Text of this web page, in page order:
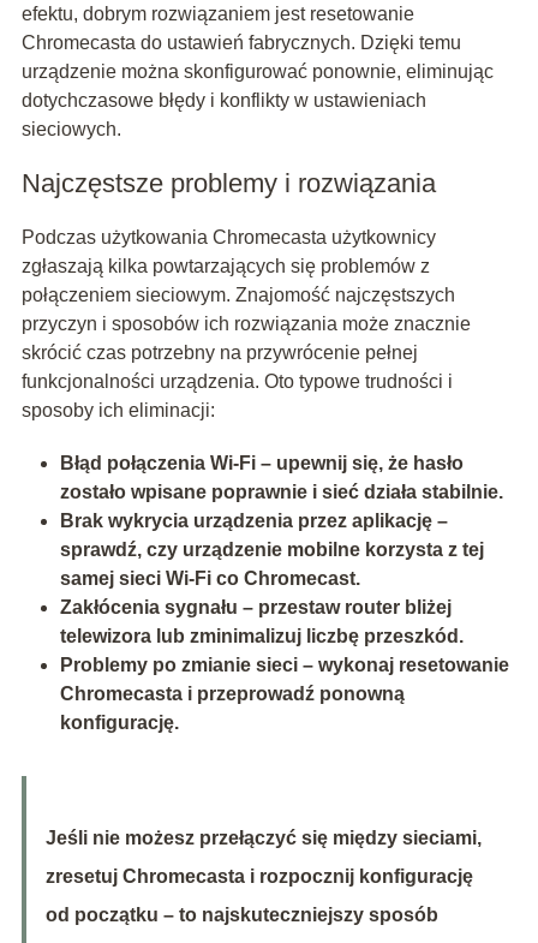
efektu, dobrym rozwiązaniem jest resetowanie
Chromecasta do ustawień fabrycznych. Dzięki temu
urządzenie można skonfigurować ponownie, eliminując
dotychczasowe błędy i konflikty w ustawieniach
sieciowych.
Najczęstsze problemy i rozwiązania
Podczas użytkowania Chromecasta użytkownicy
zgłaszają kilka powtarzających się problemów z
połączeniem sieciowym. Znajomość najczęstszych
przyczyn i sposobów ich rozwiązania może znacznie
skrócić czas potrzebny na przywrócenie pełnej
funkcjonalności urządzenia. Oto typowe trudności i
sposoby ich eliminacji:
Błąd połączenia Wi-Fi – upewnij się, że hasło
zostało wpisane poprawnie i sieć działa stabilnie.
Brak wykrycia urządzenia przez aplikację –
sprawdź, czy urządzenie mobilne korzysta z tej
samej sieci Wi-Fi co Chromecast.
Zakłócenia sygnału – przestaw router bliżej
telewizora lub zminimalizuj liczbę przeszkód.
Problemy po zmianie sieci – wykonaj resetowanie
Chromecasta i przeprowadź ponowną
konfigurację.
Jeśli nie możesz przełączyć się między sieciami,
zresetuj Chromecasta i rozpocznij konfigurację
od początku – to najskuteczniejszy sposób